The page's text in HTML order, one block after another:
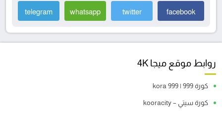
facebook
twitter
whatsapp
telegram
روابط موقع ميجا 4K
كورة 999 | kora 999
كورة سيتي – kooracity